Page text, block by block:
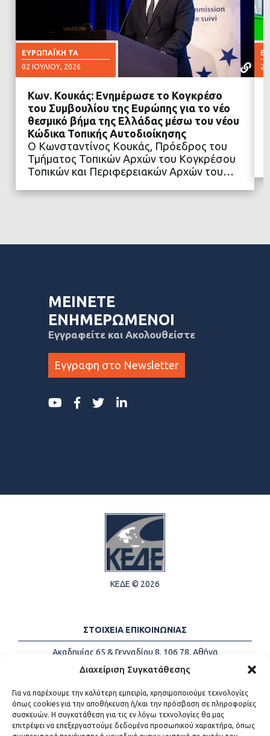
Διαχείριση Συγκατάθεσης
Για να παρέχουμε την καλύτερη εμπειρία, χρησιμοποιούμε τεχνολογίες
όπως cookies για την αποθήκευση ή/και την πρόσβαση σε πληροφορίες
συσκευών. Η συγκατάθεση για τις εν λόγω τεχνολογίες θα μας
επιτρέψει να επεξεργαστούμε δεδομένα προσωπικού χαρακτήρα, όπως
ΕΥΡΩΠΑΪΚΉ ΤΑ
02 ΙΟΥΛΊΟΥ, 2026
ΔΙΑΒΑΣΤΕ ΠΕΡΙΣΣΟΤΕΡΑ
Κων. Κουκάς: Ενημέρωσε το Κογκρέσο
του Συμβουλίου της Ευρώπης για το νέο
θεσμικό βήμα της Ελλάδας μέσω του νέου
Κώδικα Τοπικής Αυτοδιοίκησης
Ο Κωνσταντίνος Κουκάς, Πρόεδρος του
Τμήματος Τοπικών Αρχών του Κογκρέσου
Τοπικών και Περιφερειακών Αρχών του…
ΜΕΙΝΕΤΕ
ΕΝΗΜΕΡΩΜΕΝΟΙ
Εγγραφείτε και Ακολουθείστε
Εγγραφη στο Newsletter
ΚΕΔΕ © 2026
ΣΤΟΙΧΕΙΑ ΕΠΙΚΟΙΝΩΝΙΑΣ
Ακαδημίας 65 & Γενναδίου 8, 106 78, Αθήνα
Τηλέφωνα:
+30 213-2147500
Email:
info@kede.gr
ΧΡΗΣΙΜΟΙ ΣΥΝΔΕΣΜΟΙ